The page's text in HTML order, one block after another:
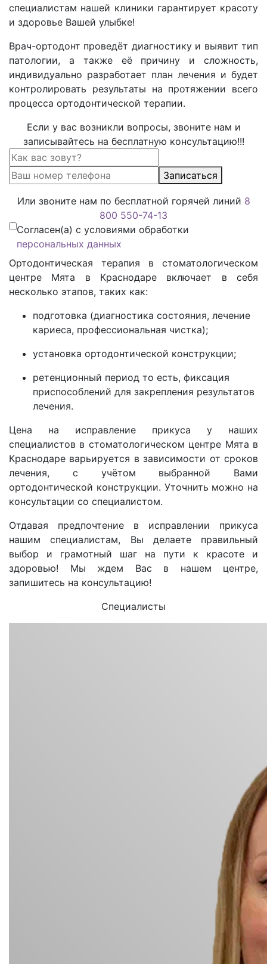
специалистам нашей клиники гарантирует красоту
и здоровье Вашей улыбке!
Врач-ортодонт проведёт диагностику и выявит тип
патологии, а также её причину и сложность,
индивидуально разработает план лечения и будет
контролировать результаты на протяжении всего
процесса ортодонтической терапии.
Если у вас возникли вопросы, звоните нам и
записывайтесь на бесплатную консультацию!!!
Записаться
Или звоните нам по бесплатной горячей линий 8
800 550-74-13
Согласен(а) с условиями обработки
персональных данных
Ортодонтическая терапия в стоматологическом
центре Мята в Краснодаре включает в себя
несколько этапов, таких как:
подготовка (диагностика состояния, лечение
кариеса, профессиональная чистка);
установка ортодонтической конструкции;
ретенционный период то есть, фиксация
приспособлений для закрепления результатов
лечения.
Цена на исправление прикуса у наших
специалистов в стоматологическом центре Мята в
Краснодаре варьируется в зависимости от сроков
лечения, с учётом выбранной Вами
ортодонтической конструкции. Уточнить можно на
консультации со специалистом.
Отдавая предпочтение в исправлении прикуса
нашим специалистам, Вы делаете правильный
выбор и грамотный шаг на пути к красоте и
здоровью! Мы ждем Вас в нашем центре,
запишитесь на консультацию!
Специалисты